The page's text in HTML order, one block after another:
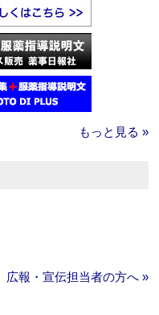
もっと見る »
広報・宣伝担当者の方へ »